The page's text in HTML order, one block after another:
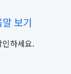
보기
하세요.